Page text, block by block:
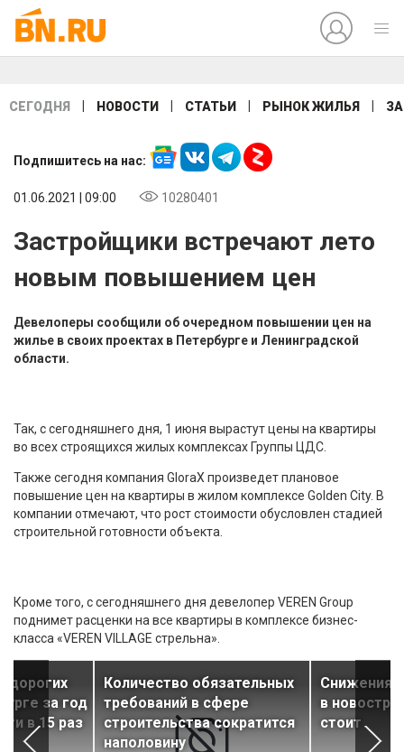
СЕГОДНЯ НОВОСТИ СТАТЬИ РЫНОК ЖИЛЬЯ
Подпишитесь на нас:
01.06.2021 | 09:00 10280401
Застройщики встречают лето
новым повышением цен
Девелоперы сообщили об очередном повышении цен на
жилье в своих проектах в Петербурге и Ленинградской
области.
Так, с сегодняшнего дня, 1 июня вырастут цены на квартиры
во всех строящихся жилых комплексах Группы ЦДС.
Также сегодня компания GloraХ произведет плановое
повышение цен на квартиры в жилом комплексе Golden City. В
компании отмечают, что рост стоимости обусловлен стадией
строительной готовности объекта.
Кроме того, с сегодняшнего дня девелопер VEREN Group
поднимет расценки на все квартиры в комплексе бизнес-
класса «VEREN VILLAGE стрельна».
за год
в 15 раз
Количество обязательных
требований в сфере
строительства сократится
наполовину
Снижения
в
стоит